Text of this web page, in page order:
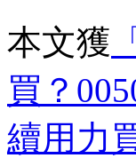
本文獲
買？
續用力